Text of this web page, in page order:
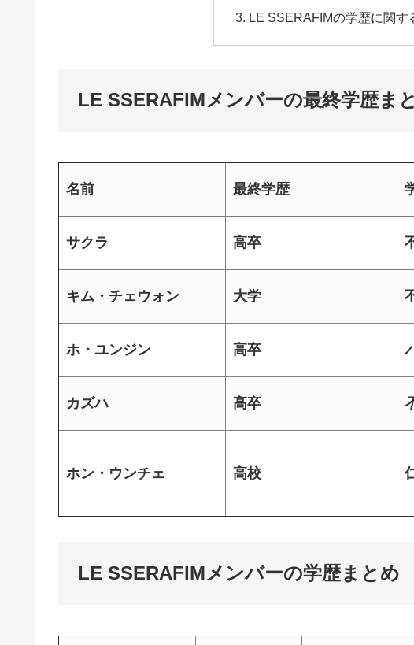
LE SSERAFIMの学歴に関す
LE SSERAFIMメンバーの最終学歴ま
名前 最終学歴
サクラ 高卒
キム・チェウォン 大学
ホ・ユンジン 高卒
カズハ 高卒
ホン・ウンチェ 高校
LE SSERAFIMメンバーの学歴まとめ